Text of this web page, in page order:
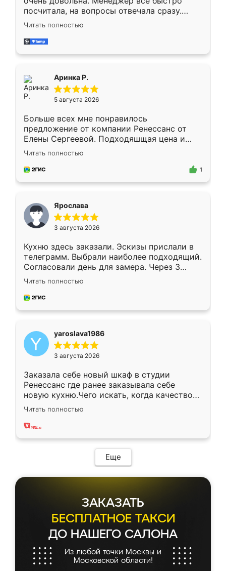
посчитала, на вопросы отвечала сразу.
Замерщик приехал в субботу, подошёл к
делу со всей ответственностью. Собрали
за день, ребята работали аккуратно, даже
Читать полностью
Аринка Р.
5 августа 2026
Больше всех мне понравилось
предложение от компании Ренессанс от
Елены Сергеевой. Подходяшщая цена и
короткие сроки изготовления. Приехавший
для замера сотрудник Владислав
предложил по моему эскизу самый
Читать полностью
1
Ярослава
3 августа 2026
Кухню здесь заказали. Эскизы прислали в
телеграмм. Выбрали наиболее подходящий.
Согласовали день для замера. Через 3
недели кухня была уже готова. Остались
довольны работой. Спасибо Ренессанс
мебель за качественную работу!
Читать полностью
yaroslava1986
3 августа 2026
Заказала себе новый шкаф в студии
Ренессанс где ранее заказывала себе
новую кухню.Чего искать, когда качеством
вполне довольна. Служит кухня уже почти
два года, нареканий нет.
Читать полностью
Еще
ЗАКАЗАТЬ
БЕСПЛАТНОЕ ТАКСИ
ДО НАШЕГО САЛОНА
Из любой точки Москвы и
Московской области!